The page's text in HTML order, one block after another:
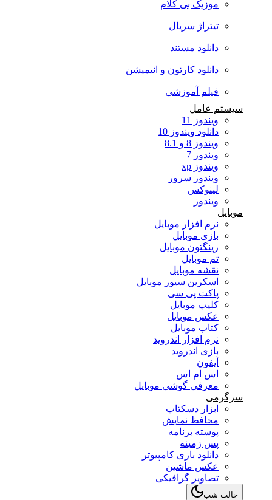
موزیک بی کلام
تیتراژ سریال
دانلود مستند
دانلود کارتون و انیمیشن
فیلم آموزشی
سیستم عامل
ویندوز 11
دانلود ویندوز 10
ویندوز 8 و 8.1
ویندوز 7
ویندوز xp
ویندوز سرور
لینوکس
ویندوز
موبایل
نرم افزار موبایل
بازی موبایل
رینگتون موبایل
تم موبایل
نقشه موبایل
اسکرین سیور موبایل
پاکت پی سی
کلیپ موبایل
عکس موبایل
کتاب موبایل
نرم افزار اندروید
بازی اندروید
آیفون
اس ام اس
معرفی گوشی موبایل
سرگرمی
ابزار دسکتاپ
محافظ نمایش
پوسته برنامه
پس زمینه
دانلود بازی کامپیوتر
عکس ماشین
تصاویر گرافیکی
حالت شب